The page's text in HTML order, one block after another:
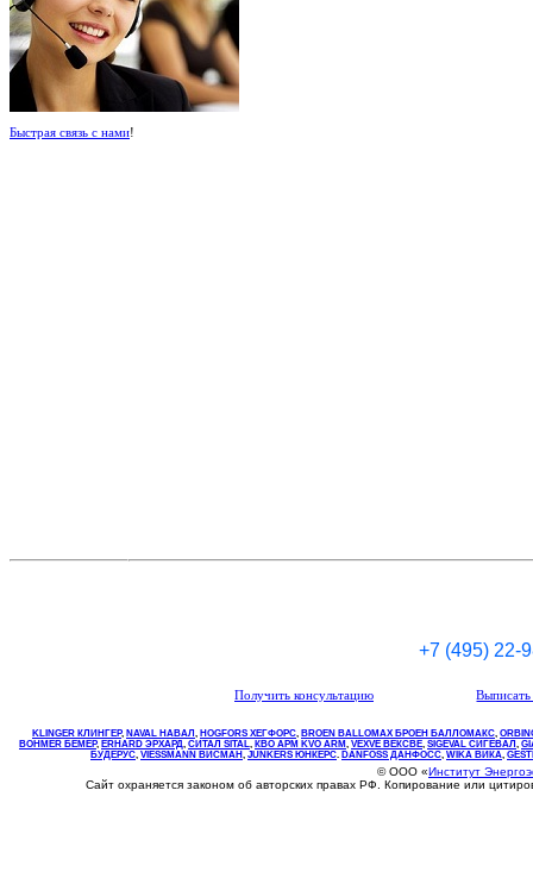
Быстрая связь с нами!
+7 (495) 22-
Получить консультацию
KLINGER КЛИНГЕР, NAVAL НАВАЛ , НOGFORS ХЕГФОРС, BROEN BALLOMAX БРОЕН БАЛЛОМАКС,
BOHMER БЕМЕР, ERHARD ЭРХАРД, СИТАЛ SITAL, КВО АРМ KVO ARM, VEXVE ВЕКСВЕ, SIGEVAL СИГЕВАЛ ,
БУДЕРУС, VIESSMANN ВИСМАН , JUNKERS ЮНКЕРС. DANFOSS ДАНФОСС, WIKA ВИКА,
© ООО «Институт
Сайт охраняется законом об авторских правах РФ. Копирование или